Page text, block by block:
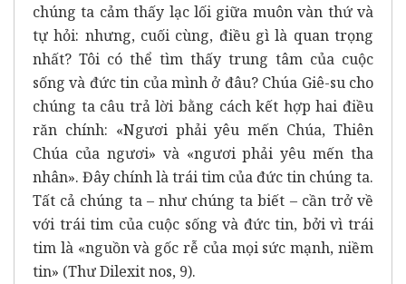
chúng ta cảm thấy lạc lối giữa muôn vàn thứ và
tự hỏi: nhưng, cuối cùng, điều gì là quan trọng
nhất? Tôi có thể tìm thấy trung tâm của cuộc
sống và đức tin của mình ở đâu? Chúa Giê-su cho
chúng ta câu trả lời bằng cách kết hợp hai điều
răn chính: «Ngươi phải yêu mến Chúa, Thiên
Chúa của ngươi» và «ngươi phải yêu mến tha
nhân». Đây chính là trái tim của đức tin chúng ta.
Tất cả chúng ta – như chúng ta biết – cần trở về
với trái tim của cuộc sống và đức tin, bởi vì trái
tim là «nguồn và gốc rễ của mọi sức mạnh, niềm
tin» (Thư Dilexit nos, 9).